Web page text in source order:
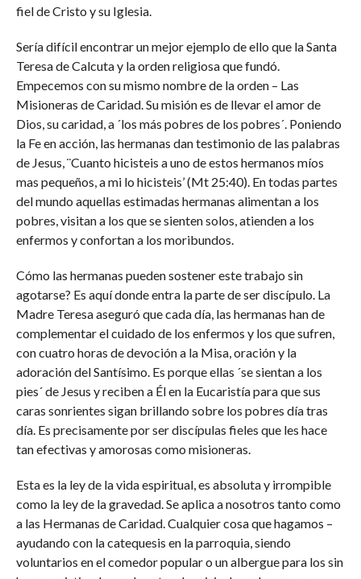
fiel de Cristo y su Iglesia.
Sería difícil encontrar un mejor ejemplo de ello que la Santa
Teresa de Calcuta y la orden religiosa que fundó.
Empecemos con su mismo nombre de la orden – Las
Misioneras de Caridad. Su misión es de llevar el amor de
Dios, su caridad, a ´los más pobres de los pobres´. Poniendo
la Fe en acción, las hermanas dan testimonio de las palabras
de Jesus, ¨Cuanto hicisteis a uno de estos hermanos míos
mas pequeños, a mi lo hicisteis’ (Mt 25:40). En todas partes
del mundo aquellas estimadas hermanas alimentan a los
pobres, visitan a los que se sienten solos, atienden a los
enfermos y confortan a los moribundos.
Cómo las hermanas pueden sostener este trabajo sin
agotarse? Es aquí donde entra la parte de ser discípulo. La
Madre Teresa aseguró que cada día, las hermanas han de
complementar el cuidado de los enfermos y los que sufren,
con cuatro horas de devoción a la Misa, oración y la
adoración del Santísimo. Es porque ellas ´se sientan a los
pies´ de Jesus y reciben a Él en la Eucaristía para que sus
caras sonrientes sigan brillando sobre los pobres día tras
día. Es precisamente por ser discípulas fieles que les hace
tan efectivas y amorosas como misioneras.
Esta es la ley de la vida espiritual, es absoluta y irrompible
como la ley de la gravedad. Se aplica a nosotros tanto como
a las Hermanas de Caridad. Cualquier cosa que hagamos –
ayudando con la catequesis en la parroquia, siendo
voluntarios en el comedor popular o un albergue para los sin